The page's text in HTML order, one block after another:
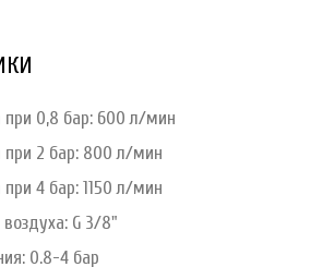
при 0,8 бар: 600 л/мин
при 2 бар: 800 л/мин
при 4 бар: 1150 л/мин
G 3/8"
0.8-4 бар